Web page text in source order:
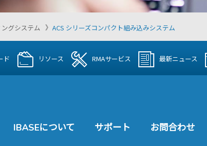
グシステム ACS シリーズコンパクト組み込みシステム
ド リソース RMAサービス 最新ニュース
IBASEについて サポート お問合わせ